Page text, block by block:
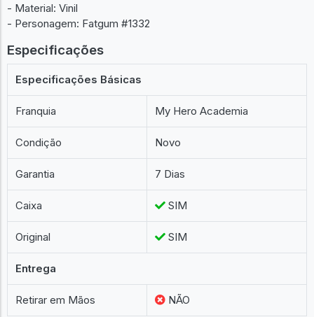
- Material: Vinil
- Personagem: Fatgum #1332
Especificações
Especificações Básicas
Franquia My Hero Academia
Condição Novo
Garantia 7 Dias
Caixa SIM
Original SIM
Entrega
Retirar em Mãos NÃO